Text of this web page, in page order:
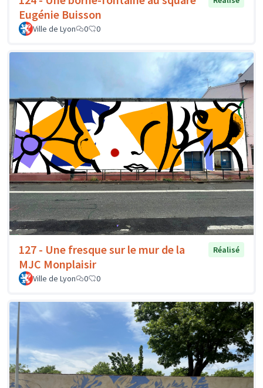
Eugénie Buisson
Ville de Lyon 0 0
127 - Une fresque sur le mur de la
MJC Monplaisir
Réalisé
Ville de Lyon 0 0